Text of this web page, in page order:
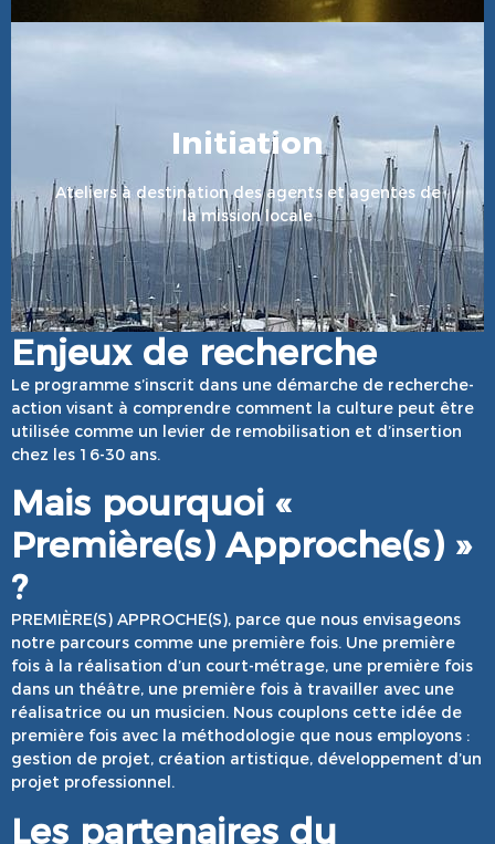
Initiation
Ateliers à destination des agents et agentes de
la mission locale
En Savoir Plus
Enjeux de recherche
Le programme s’inscrit dans une démarche de recherche-
action visant à comprendre comment la culture peut être
utilisée comme un levier de remobilisation et d’insertion
chez les 16-30 ans.
Mais pourquoi «
Première(s) Approche(s) »
?
PREMIÈRE(S) APPROCHE(S), parce que nous envisageons
notre parcours comme une première fois. Une première
fois à la réalisation d’un court-métrage, une première fois
dans un théâtre, une première fois à travailler avec une
réalisatrice ou un musicien. Nous couplons cette idée de
première fois avec la méthodologie que nous employons :
gestion de projet, création artistique, développement d’un
projet professionnel.
Les partenaires du